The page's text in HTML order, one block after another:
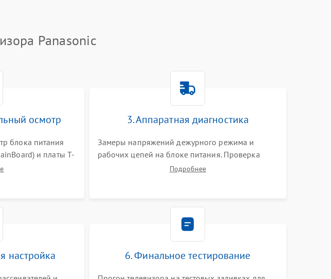
Panasonic
осмотр
блока питания
и платы T-
прогары,
3. Аппаратная диагностика
Замеры напряжений дежурного режима и
рабочих цепей на блоке питания. Проверка
видеосигналов на плате T-Con с помощью
Подробнее
настройка 6. Финальное тестирование